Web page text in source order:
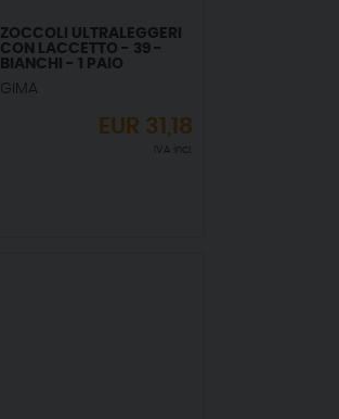
ZOCCOLI ULTRALEGGERI
CON LACCETTO - 39 -
BIANCHI - 1 PAIO
GIMA
EUR 31,18
IVA incl.